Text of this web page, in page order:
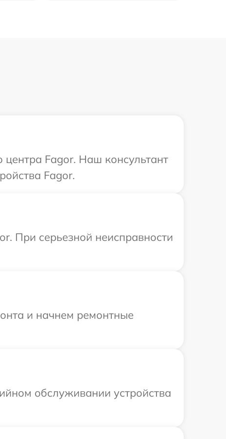
центра Fagor. Наш консультант
Fagor.
При серьезной неисправности
и начнем ремонтные
обслуживании устройства